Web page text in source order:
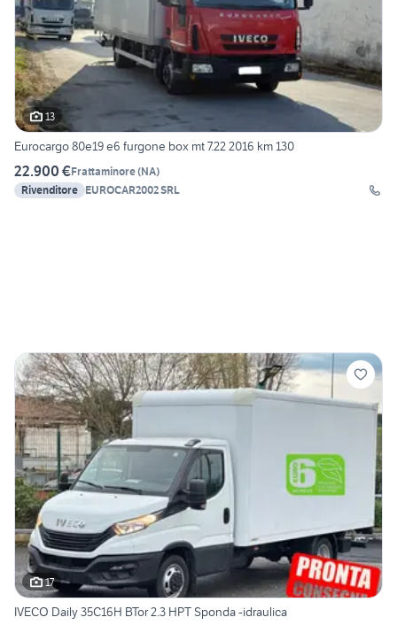
13
Eurocargo 80e19 e6 furgone box mt 7.22 2016 km 130
22.900 €Frattaminore(NA)
Rivenditore EUROCAR2002 SRL
17
IVECO Daily 35C16H BTor 2.3 HPT Sponda -idraulica